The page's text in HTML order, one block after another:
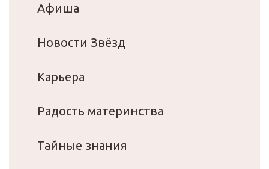
Афиша
Новости Звёзд
Карьера
Радость материнства
Тайные знания